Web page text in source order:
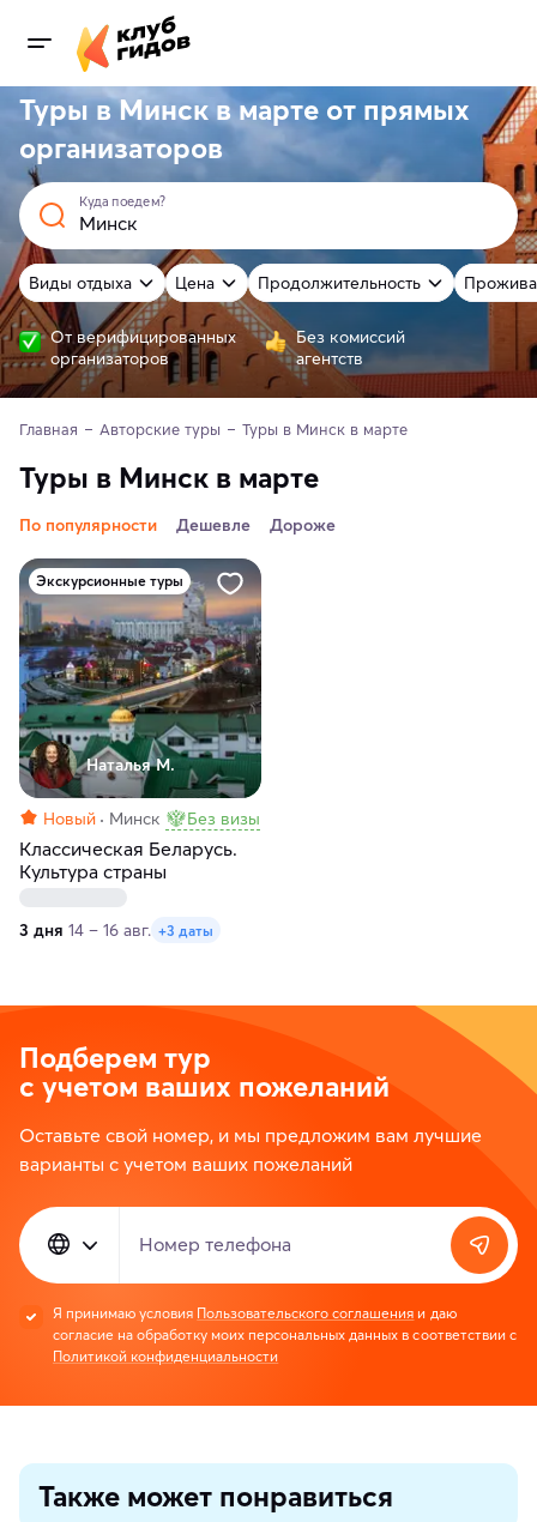
Туры в Минск в марте от прямых
организаторов
Куда поедем?
Виды отдыха Цена Продолжительность
От верифицированных
организаторов
Без комиссий
агентств
Главная Авторские туры Туры в Минск в марте
Туры в Минск в марте
По популярности Дешевле Дороже
Экскурсионные туры
Наталья М.
Новый Минск Без визы
Классическая Беларусь.
Культура страны
3 дня 14 – 16 авг. +3 даты
Подберем тур
с учетом ваших пожеланий
Оставьте свой номер, и мы предложим вам лучшие
варианты с учетом ваших пожеланий
Номер телефона
Я принимаю условия Пользовательского соглашения и даю
согласие на обработку моих персональных данных в соответствии с
Политикой конфиденциальности
Также может понравиться